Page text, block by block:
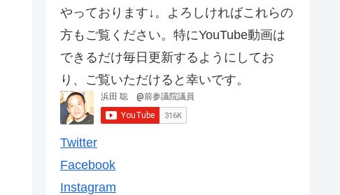
やっております↓。よろしければこれらの
方もご覧ください。特にYouTube動画は
できるだけ毎日更新するようにしてお
り、ご覧いただけると幸いです。
Twitter
Facebook
Instagram